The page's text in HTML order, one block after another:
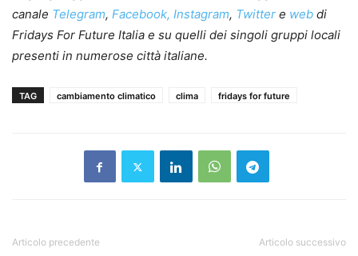
canale Telegram, Facebook, Instagram, Twitter e web di
Fridays For Future Italia e su quelli dei singoli gruppi locali
presenti in numerose città italiane.
TAG cambiamento climatico clima fridays for future
Articolo precedente Articolo successivo